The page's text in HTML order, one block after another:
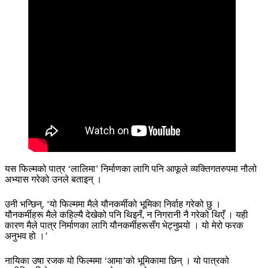
यस फिल्मको पात्र ‘लालिमा’ निर्माणका लागि पनि आफूले व्यक्तिगतरुपमा नौलो
अभ्यास गरेको उनले बताइन् ।
उनी भन्छिन्, ‘यो फिल्ममा मैले यौनकर्मीको भूमिका निर्वाह गरेको छु ।
यौनकर्मीहरू मैले कहिल्यै देखेको पनि थिइनँ, न निगरानी नै गरेको थिएँ । यही
कारण मैले पात्र निर्माणका लागि यौनकर्मीहरूसँग भेट्नुपर्‍यो । यो मेरो फरक
अनुभव हो ।’
नायिका उषा रजक यो फिल्ममा ‘आमा’को भूमिकामा छिन् । यो पात्रको